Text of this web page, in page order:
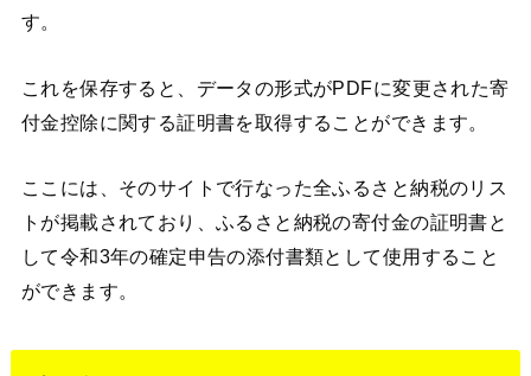
す。
これを保存すると、データの形式がPDFに変更された寄
付金控除に関する証明書を取得することができます。
ここには、そのサイトで行なった全ふるさと納税のリス
トが掲載されており、ふるさと納税の寄付金の証明書と
して令和3年の確定申告の添付書類として使用すること
ができます。